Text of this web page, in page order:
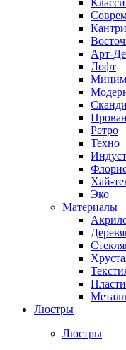
Кантри
Арт-
Лофт
Ретро
Техно
Хай-
Эко
Материалы
Металл
Люстры
Люстры